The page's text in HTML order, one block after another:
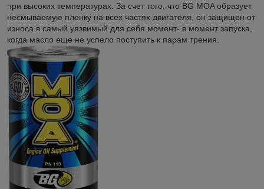
при высоких температурах. За счет того, что BG MOA образует
несмываемую пленку на всех частях двигателя, он защищен от
износа в самый уязвимый для себя момент- в момент запуска,
когда масло еще не успело поступить к парам трения.